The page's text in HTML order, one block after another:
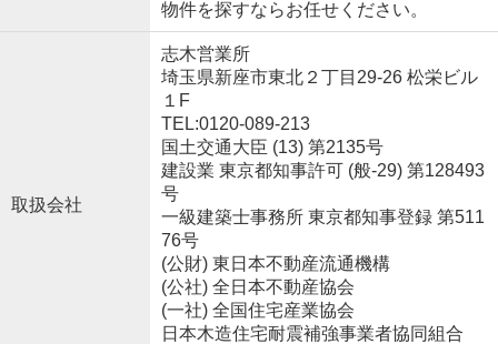
物件を探すならお任せください。
取扱会社
志木営業所
埼玉県新座市東北２丁目29-26 松栄ビル
１F
TEL:0120-089-213
国土交通大臣 (13) 第2135号
建設業 東京都知事許可 (般-29) 第128493
号
一級建築士事務所 東京都知事登録 第511
76号
(公財) 東日本不動産流通機構
(公社) 全日本不動産協会
(一社) 全国住宅産業協会
日本木造住宅耐震補強事業者協同組合